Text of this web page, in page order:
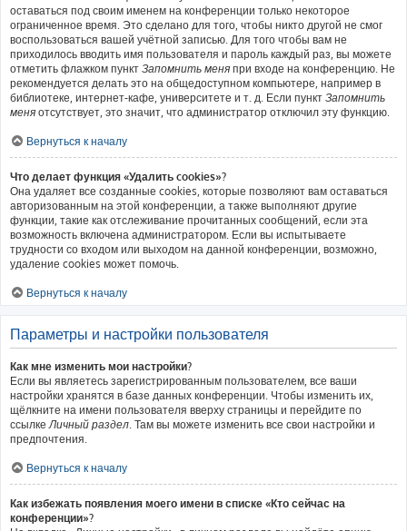
оставаться под своим именем на конференции только некоторое
ограниченное время. Это сделано для того, чтобы никто другой не смог
воспользоваться вашей учётной записью. Для того чтобы вам не
приходилось вводить имя пользователя и пароль каждый раз, вы можете
отметить флажком пункт Запомнить меня при входе на конференцию. Не
рекомендуется делать это на общедоступном компьютере, например в
библиотеке, интернет-кафе, университете и т. д. Если пункт Запомнить
меня отсутствует, это значит, что администратор отключил эту функцию.
Вернуться к началу
Что делает функция «Удалить cookies»?
Она удаляет все созданные cookies, которые позволяют вам оставаться
авторизованным на этой конференции, а также выполняют другие
функции, такие как отслеживание прочитанных сообщений, если эта
возможность включена администратором. Если вы испытываете
трудности со входом или выходом на данной конференции, возможно,
удаление cookies может помочь.
Вернуться к началу
Параметры и настройки пользователя
Как мне изменить мои настройки?
Если вы являетесь зарегистрированным пользователем, все ваши
настройки хранятся в базе данных конференции. Чтобы изменить их,
щёлкните на имени пользователя вверху страницы и перейдите по
ссылкеЛичный раздел. Там вы можете изменить все свои настройки и
предпочтения.
Вернуться к началу
Как избежать появления моего имени в списке «Кто сейчас на
конференции»?